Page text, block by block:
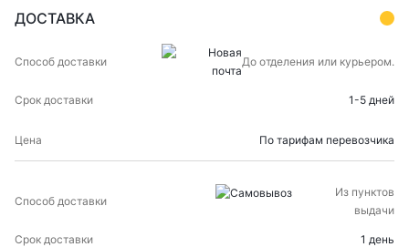
ДОСТАВКА
ДОСТАВКИДОСТАВКИ
ЦЕНА До отделения или курьером.
1-5 дней
По тарифам перевозчика
Из пунктов
выдачи
1 день